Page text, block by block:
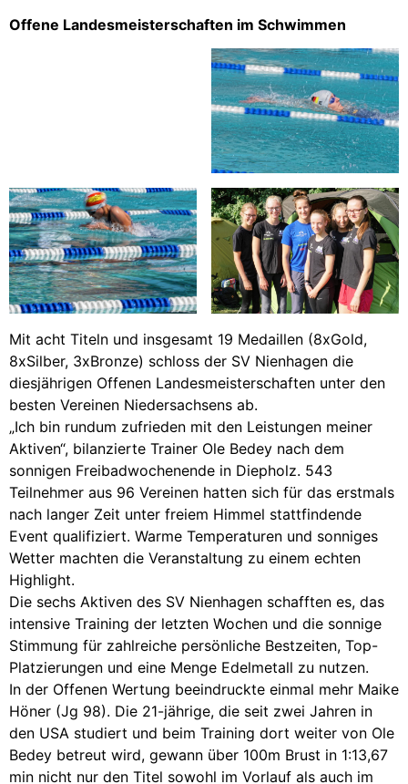
Offene Landesmeisterschaften im Schwimmen
Mit acht Titeln und insgesamt 19 Medaillen (8xGold,
8xSilber, 3xBronze) schloss der SV Nienhagen die
diesjährigen Offenen Landesmeisterschaften unter den
besten Vereinen Niedersachsens ab.
„Ich bin rundum zufrieden mit den Leistungen meiner
Aktiven“, bilanzierte Trainer Ole Bedey nach dem
sonnigen Freibadwochenende in Diepholz. 543
Teilnehmer aus 96 Vereinen hatten sich für das erstmals
nach langer Zeit unter freiem Himmel stattfindende
Event qualifiziert. Warme Temperaturen und sonniges
Wetter machten die Veranstaltung zu einem echten
Highlight.
Die sechs Aktiven des SV Nienhagen schafften es, das
intensive Training der letzten Wochen und die sonnige
Stimmung für zahlreiche persönliche Bestzeiten, Top-
Platzierungen und eine Menge Edelmetall zu nutzen.
In der Offenen Wertung beeindruckte einmal mehr Maike
Höner (Jg 98). Die 21-jährige, die seit zwei Jahren in
den USA studiert und beim Training dort weiter von Ole
Bedey betreut wird, gewann über 100m Brust in 1:13,67
min nicht nur den Titel sowohl im Vorlauf als auch im